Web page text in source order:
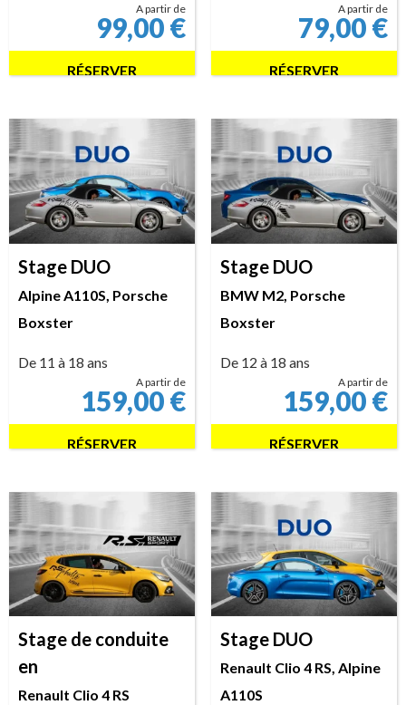
A partir de
99,00€
RÉSERVER
A partir de
79,00€
RÉSERVER
Stage DUO
Alpine A110S, Porsche
Boxster
De 11 à 18 ans
A partir de
159,00€
RÉSERVER
Stage DUO
BMW M2, Porsche
Boxster
De 12 à 18 ans
A partir de
159,00€
RÉSERVER
Stage de conduite
en
Renault Clio 4 RS
Stage DUO
Renault Clio 4 RS, Alpine
A110S